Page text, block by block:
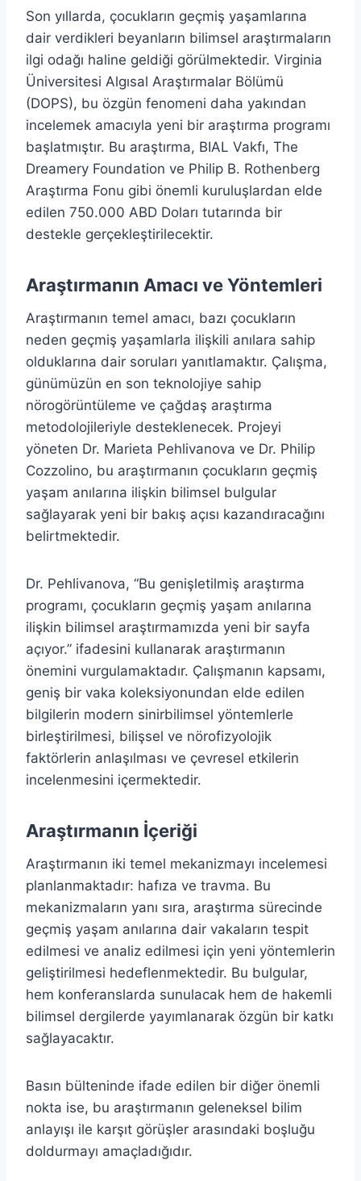
Son yıllarda, çocukların geçmiş yaşamlarına
dair verdikleri beyanların bilimsel araştırmaların
ilgi odağı haline geldiği görülmektedir. Virginia
Üniversitesi Algısal Araştırmalar Bölümü
(DOPS), bu özgün fenomeni daha yakından
incelemek amacıyla yeni bir araştırma programı
başlatmıştır. Bu araştırma, BIAL Vakfı, The
Dreamery Foundation ve Philip B. Rothenberg
Araştırma Fonu gibi önemli kuruluşlardan elde
edilen 750.000 ABD Doları tutarında bir
destekle gerçekleştirilecektir.
Araştırmanın Amacı ve Yöntemleri
Araştırmanın temel amacı, bazı çocukların
neden geçmiş yaşamlarla ilişkili anılara sahip
olduklarına dair soruları yanıtlamaktır. Çalışma,
günümüzün en son teknolojiye sahip
nörogörüntüleme ve çağdaş araştırma
metodolojileriyle desteklenecek. Projeyi
yöneten Dr. Marieta Pehlivanova ve Dr. Philip
Cozzolino, bu araştırmanın çocukların geçmiş
yaşam anılarına ilişkin bilimsel bulgular
sağlayarak yeni bir bakış açısı kazandıracağını
belirtmektedir.
Dr. Pehlivanova, “Bu genişletilmiş araştırma
programı, çocukların geçmiş yaşam anılarına
ilişkin bilimsel araştırmamızda yeni bir sayfa
açıyor.” ifadesini kullanarak araştırmanın
önemini vurgulamaktadır. Çalışmanın kapsamı,
geniş bir vaka koleksiyonundan elde edilen
bilgilerin modern sinirbilimsel yöntemlerle
birleştirilmesi, bilişsel ve nörofizyolojik
faktörlerin anlaşılması ve çevresel etkilerin
incelenmesini içermektedir.
Araştırmanın İçeriği
Araştırmanın iki temel mekanizmayı incelemesi
planlanmaktadır: hafıza ve travma. Bu
mekanizmaların yanı sıra, araştırma sürecinde
geçmiş yaşam anılarına dair vakaların tespit
edilmesi ve analiz edilmesi için yeni yöntemlerin
geliştirilmesi hedeflenmektedir. Bu bulgular,
hem konferanslarda sunulacak hem de hakemli
bilimsel dergilerde yayımlanarak özgün bir katkı
sağlayacaktır.
Basın bülteninde ifade edilen bir diğer önemli
nokta ise, bu araştırmanın geleneksel bilim
anlayışı ile karşıt görüşler arasındaki boşluğu
doldurmayı amaçladığıdır.